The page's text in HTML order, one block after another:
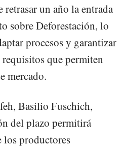
un año la entrada
sobre Deforestación, lo
procesos y garantizar
que permiten
mercado.
Basilio Fuschich,
del plazo permitirá
productores